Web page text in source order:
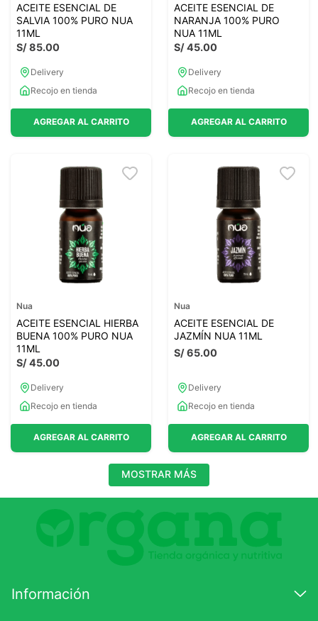
ACEITE ESENCIAL DE
SALVIA 100% PURO NUA
11ML
S/85.00
Delivery
Recojo en tienda
AGREGAR AL CARRITO
ACEITE ESENCIAL DE
NARANJA 100% PURO
NUA 11ML
S/45.00
Delivery
Recojo en tienda
AGREGAR AL CARRITO
Nua
ACEITE ESENCIAL HIERBA
BUENA 100% PURO NUA
11ML
S/45.00
Delivery
Recojo en tienda
AGREGAR AL CARRITO
Nua
ACEITE ESENCIAL DE
JAZMÍN NUA 11ML
S/65.00
Delivery
Recojo en tienda
AGREGAR AL CARRITO
MOSTRAR MÁS
Información